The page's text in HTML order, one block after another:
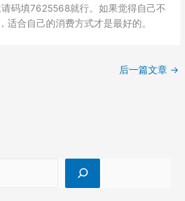
码填7625568就行。如果觉得自己不
适合自己的消费方式才是最好的。
后一篇文章 →